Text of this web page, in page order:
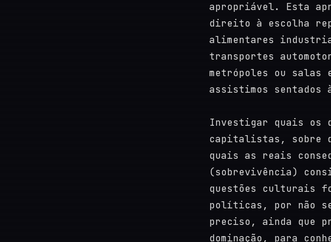
apropriável. Esta
direito à escolha
alimentares
transportes
metrópoles ou salas
assistimos sentados
Investigar quais os
capitalistas, sobre
quais as reais
(sobrevivência)
questões culturais
políticas, por não
preciso, ainda que
dominação, para